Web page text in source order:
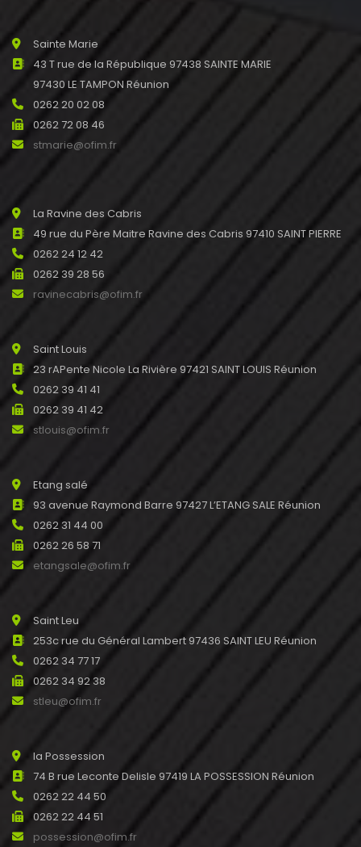
Sainte Marie
43 T rue de la République 97438 SAINTE MARIE
97430 LE TAMPON Réunion
0262 20 02 08
0262 72 08 46
stmarie@ofim.fr
La Ravine des Cabris
49 rue du Père Maitre Ravine des Cabris 97410 SAINT PIERRE
0262 24 12 42
0262 39 28 56
ravinecabris@ofim.fr
Saint Louis
23 rAPente Nicole La Rivière 97421 SAINT LOUIS Réunion
0262 39 41 41
0262 39 41 42
stlouis@ofim.fr
Etang salé
93 avenue Raymond Barre 97427 L’ETANG SALE Réunion
0262 31 44 00
0262 26 58 71
etangsale@ofim.fr
Saint Leu
253c rue du Général Lambert 97436 SAINT LEU Réunion
0262 34 77 17
0262 34 92 38
stleu@ofim.fr
la Possession
74 B rue Leconte Delisle 97419 LA POSSESSION Réunion
0262 22 44 50
0262 22 44 51
possession@ofim.fr